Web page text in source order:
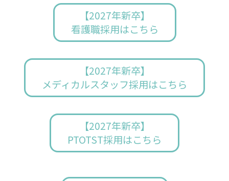
【2027年新卒】
看護職採用はこちら
【2027年新卒】
メディカルスタッフ採用はこちら
【2027年新卒】
PTOTST採用はこちら